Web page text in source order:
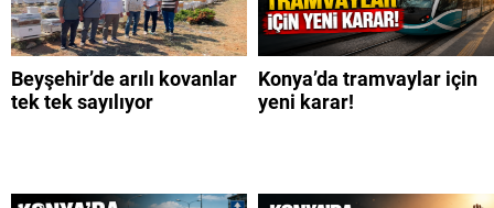
Beyşehir’de arılı kovanlar
tek tek sayılıyor
Konya’da tramvaylar için
yeni karar!